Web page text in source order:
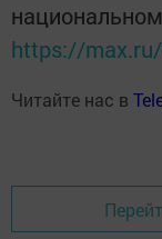
https://
Читайте нас в